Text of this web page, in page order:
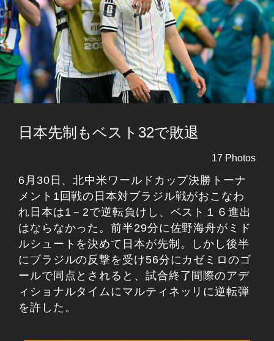
日本先制もベスト32で敗退
17 Photos
6月30日、北中米ワールドカップ決勝トーナ
メント1回戦の日本対ブラジル戦がおこなわ
れ日本は1－2で逆転負けし、ベスト１６進出
はならなかった。前半29分に佐野海舟がミド
ルシュートを決めて日本が先制。しかし後半
にブラジルの反撃を受け56分にカゼミロのゴ
ールで同点とされると、試合終了間際のアデ
ィショナルタイムにマルティネッリに逆転弾
を許した。